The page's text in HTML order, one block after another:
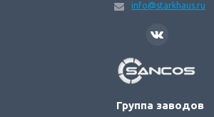
info@starkhaus.ru
Группа заводов